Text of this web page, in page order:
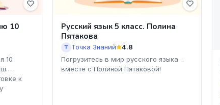
10
10
к
Русский язык 5 класс. Полина
Пятакова
Т Точка Знаний
4.8
Погрузитесь в мир русского языка
вместе с Полиной Пятаковой!